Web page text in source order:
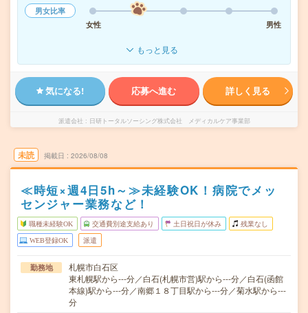
男女比率
女性
男性
もっと見る
気になる! 応募へ進む 詳しく見る
派遣会社 日研トータルソーシング株式会社 メディカルケア事業部
未読 掲載日 2026/08/08
≪時短×週4日5h～≫未経験OK！病院でメッ
センジャー業務など！
職種未経験OK 交通費別途支給あり 土日祝日が休み 残業なし
WEB登録OK 派遣
勤務地
札幌市白石区
東札幌駅から---分／白石(札幌市営)駅から---分／白石(函館
本線)駅から---分／南郷１８丁目駅から---分／菊水駅から---
分